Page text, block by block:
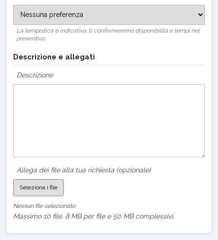
La tempistica è indicativa: ti confermeremo disponibilità e tempi nel
preventivo.
Descrizione e allegati
Descrizione
Allega dei file alla tua richiesta (opzionale)
Seleziona i file
Nessun file selezionato
Massimo 10 file, 8 MB per file e 50 MB complessivi.